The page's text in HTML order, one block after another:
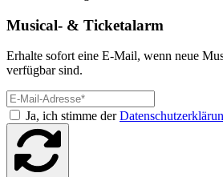
Musical- & Ticketalarm
Erhalte sofort eine E-Mail, wenn neue
verfügbar sind.
Ja, ich stimme der